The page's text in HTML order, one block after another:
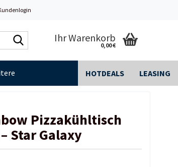
durchsuchen...
Ihr Warenkorb
0,00 €
HOTDEALS LEASING
Pizzakühltisch
Star Galaxy